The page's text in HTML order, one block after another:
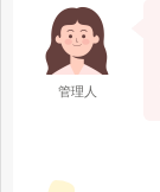
管理人